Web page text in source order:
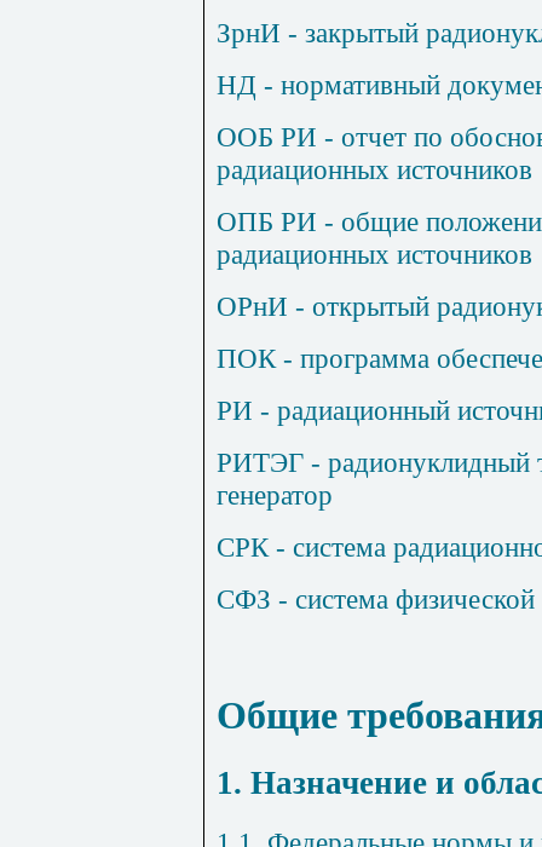
ЗрнИ - закрытый
НД - нормативный
ООБ РИ - отчет по
радиационных источников
ОПБ РИ - общие
радиационных источников
ОРнИ - открытый
ПОК - программа
РИ - радиационный
РИТЭГ - радионуклидный
генератор
СРК - система
СФЗ - система
Общие
1. Назначение и